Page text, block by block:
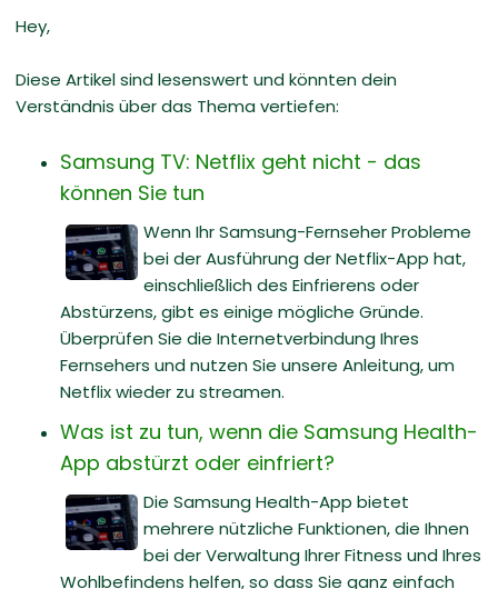
Hey,
Diese Artikel sind lesenswert und könnten dein
Verständnis über das Thema vertiefen:
Samsung TV: Netflix geht nicht - das
können Sie tun
Wenn Ihr Samsung-Fernseher Probleme
bei der Ausführung der Netflix-App hat,
einschließlich des Einfrierens oder
Abstürzens, gibt es einige mögliche Gründe.
Überprüfen Sie die Internetverbindung Ihres
Fernsehers und nutzen Sie unsere Anleitung, um
Netflix wieder zu streamen.
Was ist zu tun, wenn die Samsung Health-
App abstürzt oder einfriert?
Die Samsung Health-App bietet
mehrere nützliche Funktionen, die Ihnen
bei der Verwaltung Ihrer Fitness und Ihres
Wohlbefindens helfen, so dass Sie ganz einfach